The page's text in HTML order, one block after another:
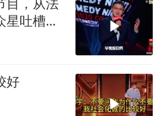
星吐槽个
好